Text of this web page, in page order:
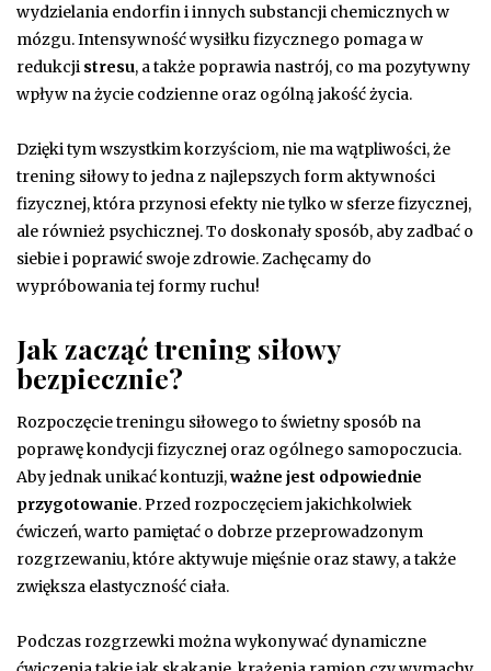
wydzielania endorfin i innych substancji chemicznych w
mózgu. Intensywność wysiłku fizycznego pomaga w
redukcji stresu, a także poprawia nastrój, co ma pozytywny
wpływ na życie codzienne oraz ogólną jakość życia.
Dzięki tym wszystkim korzyściom, nie ma wątpliwości, że
trening siłowy to jedna z najlepszych form aktywności
fizycznej, która przynosi efekty nie tylko w sferze fizycznej,
ale również psychicznej. To doskonały sposób, aby zadbać o
siebie i poprawić swoje zdrowie. Zachęcamy do
wypróbowania tej formy ruchu!
Jak zacząć trening siłowy
bezpiecznie?
Rozpoczęcie treningu siłowego to świetny sposób na
poprawę kondycji fizycznej oraz ogólnego samopoczucia.
Aby jednak unikać kontuzji,ważne jest odpowiednie
przygotowanie. Przed rozpoczęciem jakichkolwiek
ćwiczeń, warto pamiętać o dobrze przeprowadzonym
rozgrzewaniu, które aktywuje mięśnie oraz stawy, a także
zwiększa elastyczność ciała.
Podczas rozgrzewki można wykonywać dynamiczne